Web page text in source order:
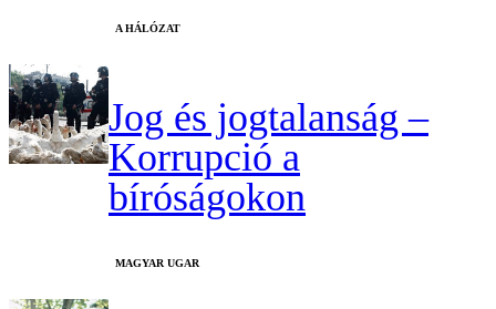
A HÁLÓZAT
Jog és jogtalanság –
Korrupció a
bíróságokon
MAGYAR UGAR